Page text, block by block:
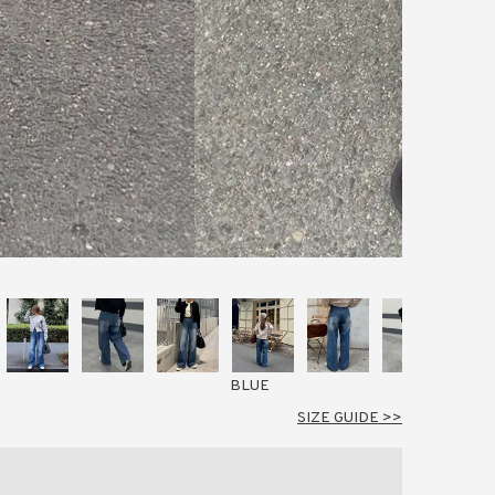
BLUE
SIZE GUIDE >>